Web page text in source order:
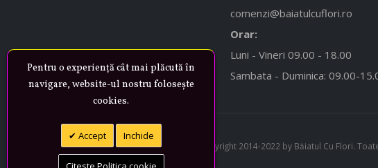
comenzi@baiatulcuflori.ro
Orar:
Luni - Vineri 09.00 - 18.00
Sambata - Duminica: 09.00-
© Copyright 2014-2022 by Băiatul Cu Flori.
Pentru o experiență cât mai plăcută în
navigare, website-ul nostru folosește
cookies.
Accept Inchide